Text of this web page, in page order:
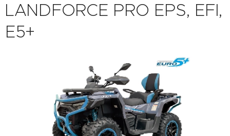
LANDFORCE PRO EPS, EFI,
E5+